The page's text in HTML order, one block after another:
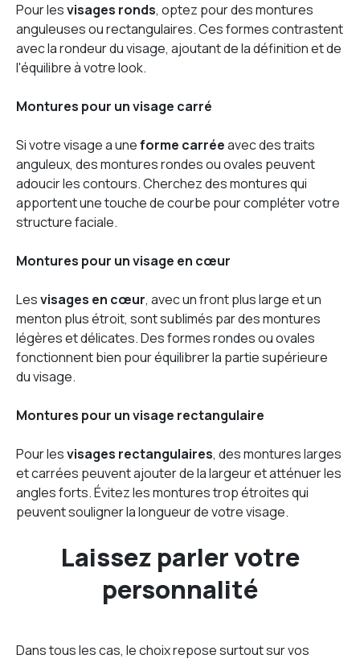
Pour lesvisages ronds, optez pour des montures
anguleuses ou rectangulaires. Ces formes contrastent
avec la rondeur du visage, ajoutant de la définition et de
l'équilibre à votre look.
Montures pour un visage carré
Si votre visage a uneforme carréeavec des traits
anguleux, des montures rondes ou ovales peuvent
adoucir les contours. Cherchez des montures qui
apportent une touche de courbe pour compléter votre
structure faciale.
Montures pour un visage en cœur
Lesvisages en cœur, avec un front plus large et un
menton plus étroit, sont sublimés par des montures
légères et délicates. Des formes rondes ou ovales
fonctionnent bien pour équilibrer la partie supérieure
du visage.
Montures pour un visage rectangulaire
Pour lesvisages rectangulaires, des montures larges
et carrées peuvent ajouter de la largeur et atténuer les
angles forts. Évitez les montures trop étroites qui
peuvent souligner la longueur de votre visage.
Laissez parler votre
personnalité
Dans tous les cas, le choix repose surtout sur vos